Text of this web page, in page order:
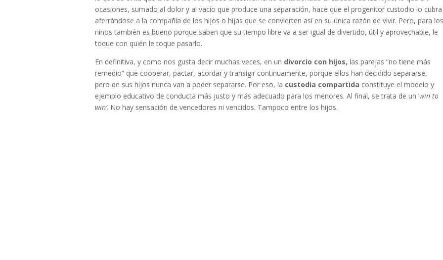
ocasiones, sumado al dolor y al vacío que produce una separación, hace que el progenitor custodio lo cubra
aferrándose a la compañía de los hijos o hijas que se convierten así en su única razón de vivir. Pero, para los
niños también es bueno porque saben que su tiempo libre va a ser igual de divertido, útil y aprovechable, le
toque con quién le toque pasarlo.
En definitiva, y como nos gusta decir muchas veces, en un divorcio con hijos, las parejas “no tiene más
remedio” que cooperar, pactar, acordar y transigir continuamente, porque ellos han decidido separarse,
pero de sus hijos nunca van a poder separarse. Por eso, la custodia compartida constituye el modelo y
ejemplo educativo de conducta más justo y más adecuado para los menores. Al final, se trata de un ‘win to
win’. No hay sensación de vencedores ni vencidos. Tampoco entre los hijos.